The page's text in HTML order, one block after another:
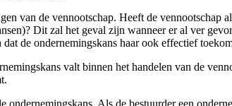
van de vennootschap. Heeft de vennootschap
Dit zal het geval zijn wanneer er al ver
de ondernemingskans haar ook effectief
valt binnen het handelen van de
Als de bestuurder een